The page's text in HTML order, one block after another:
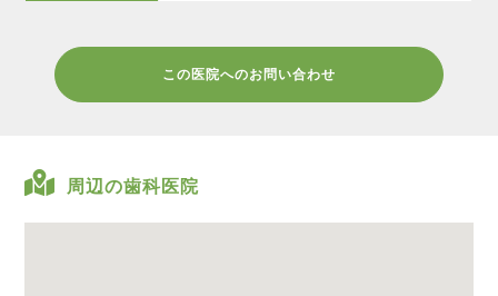
この医院へのお問い合わせ
周辺の歯科医院